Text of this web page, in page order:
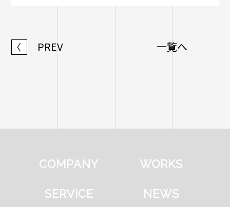
〈 PREV 一覧へ
COMPANY WORKS
SERVICE NEWS